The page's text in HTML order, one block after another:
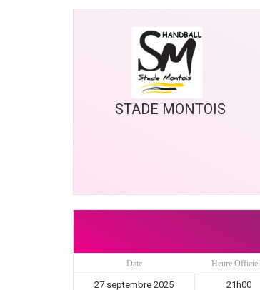
STADE MONTOIS
Date Heure
27 septembre 2025 21h00